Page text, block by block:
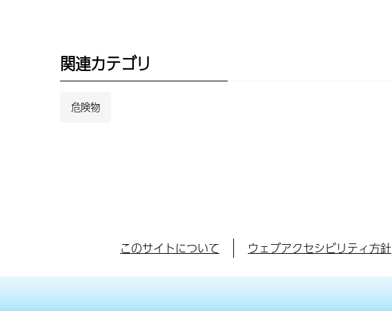
関連カテゴリ
危険物
このサイトについて ウェブアクセシビリティ方針